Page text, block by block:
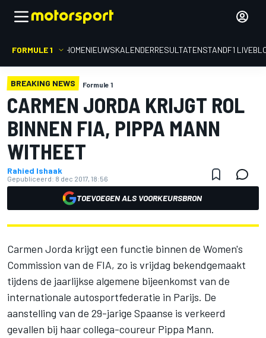
FORMULE 1 HOMENIEUWSKALENDERRESULTATENSTANDF1
BREAKING NEWS Formule 1
CARMEN JORDA KRIJGT ROL
BINNEN FIA, PIPPA MANN
WITHEET
Rahied Ishaak
Gepubliceerd: 8 dec 2017, 18:56
TOEVOEGEN ALS VOORKEURSBRON
Carmen Jorda krijgt een functie binnen de Women's
Commission van de FIA, zo is vrijdag bekendgemaakt
tijdens de jaarlijkse algemene bijeenkomst van de
internationale autosportfederatie in Parijs. De
aanstelling van de 29-jarige Spaanse is verkeerd
gevallen bij haar collega-coureur Pippa Mann.